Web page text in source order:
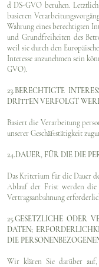
d DS-GVO beruhen.
basieren
Wahrung eines berechtigten
und Grundfreiheiten des
weil sie durch den
Interesse anzunehmen sein
GVO).
23.BERECHTIGTE
DRITTEN VERFOLGT
Basiert die Verarbeitung
unserer Geschäftstätigkeit
24.DAUER, FÜR DIE DIE
Das Kriterium für die Dauer
Ablauf der Frist werden die
Vertragsanbahnung
25.GESETZLICHE ODER
DATEN;
DIE
Wir klären Sie darüber auf,